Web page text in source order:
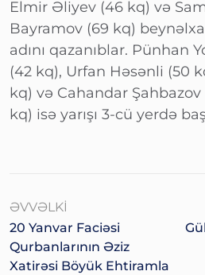
Elmir Əliyev (46 kq) və
Bayramov (69 kq)
adını qazanıblar. Pünhan
(42 kq), Urfan Həsənli (50
kq) və Cahandar Şahbazov
kq) isə yarışı 3-cü yerdə
ƏVVƏLKI
20 Yanvar Faciəsi
Qurbanlarının Əziz
Xatirəsi Böyük Ehtiramla